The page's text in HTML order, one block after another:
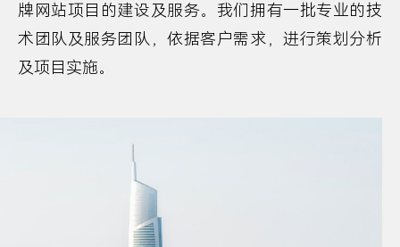
牌网站项目的建设及服务。我们拥有一批专业的技
术团队及服务团队，依据客户需求，进行策划分析
及项目实施。